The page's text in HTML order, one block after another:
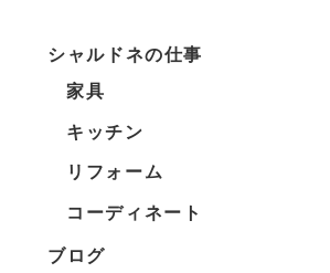
シャルドネの仕事
家具
キッチン
リフォーム
コーディネート
ブログ